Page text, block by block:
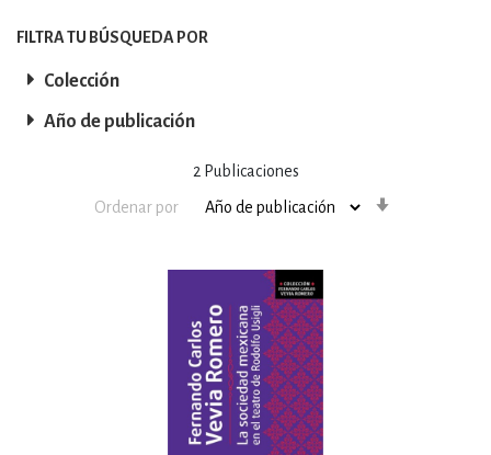
2 Publicaciones
Ordenar por
FILTRA TU BÚSQUEDA POR
Colección
Año de publicación